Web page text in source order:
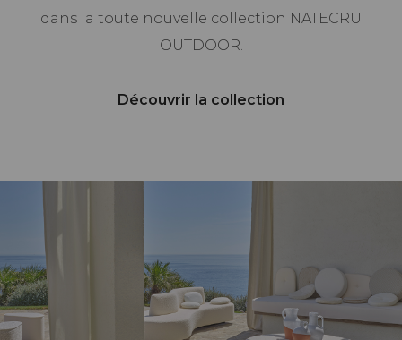
dans la toute nouvelle collection NATECRU
OUTDOOR.
Découvrir la collection